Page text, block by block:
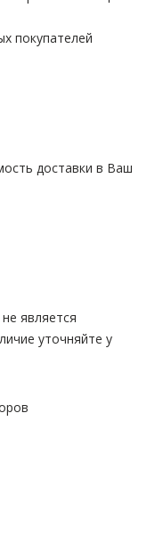
покупателей
доставки в Ваш
является
уточняйте у